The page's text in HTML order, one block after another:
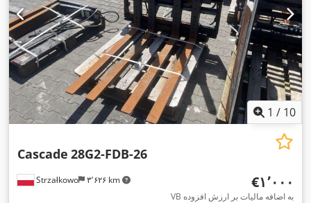
1 / 10
Strzałkowo ۳٬۶۲۶ km
Cascade 28G2-FDB-26
‎€۱٬۰۰۰
VB به اضافه مالیات بر ارزش افزوده